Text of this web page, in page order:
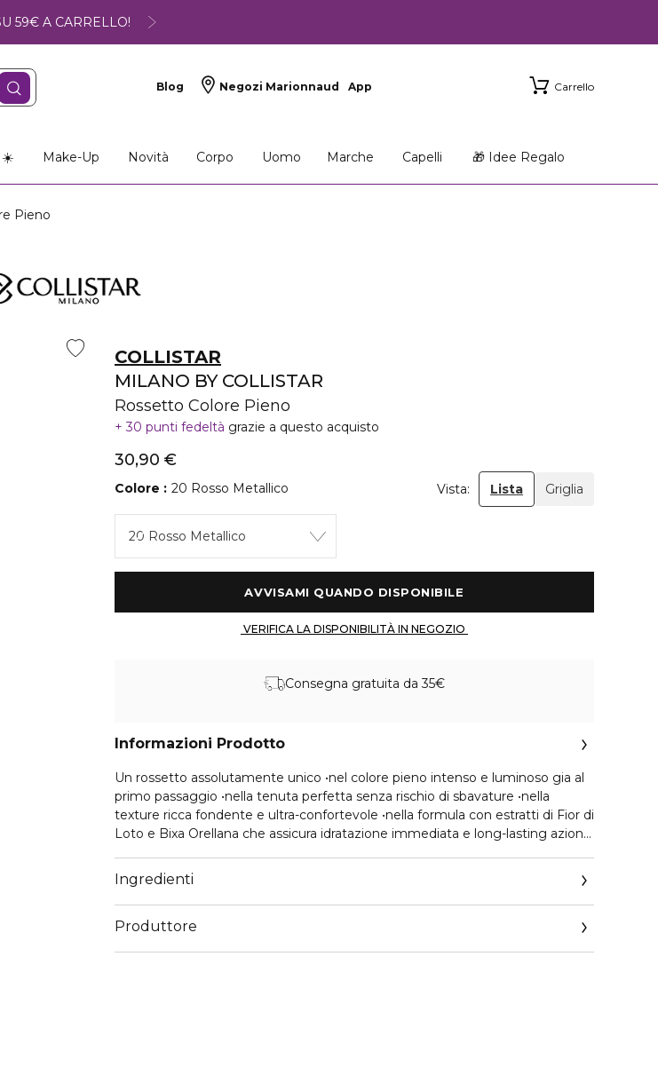
59€ A CARRELLO!
Blog Negozi Marionnaud App Carrello
☀️ Make-Up Novità Corpo Uomo Marche Capelli 🎁 Idee Regalo
Pieno
COLLISTAR
MILANO BY COLLISTAR
Rossetto Colore Pieno
30 punti fedeltà grazie a questo acquisto
30,90 €
Colore 20 Rosso Metallico Vista: Lista Griglia
20 Rosso Metallico
Consegna gratuita da 35€
Informazioni Prodotto
Un rossetto assolutamente unico •nel colore pieno intenso e luminoso gia al
primo passaggio •nella tenuta perfetta senza rischio di sbavature •nella
texture ricca fondente e ultra-confortevole •nella formula con estratti di Fior di
Loto e Bixa Orellana che assicura idratazione immediata e long-lasting azione
Ingredienti
Produttore